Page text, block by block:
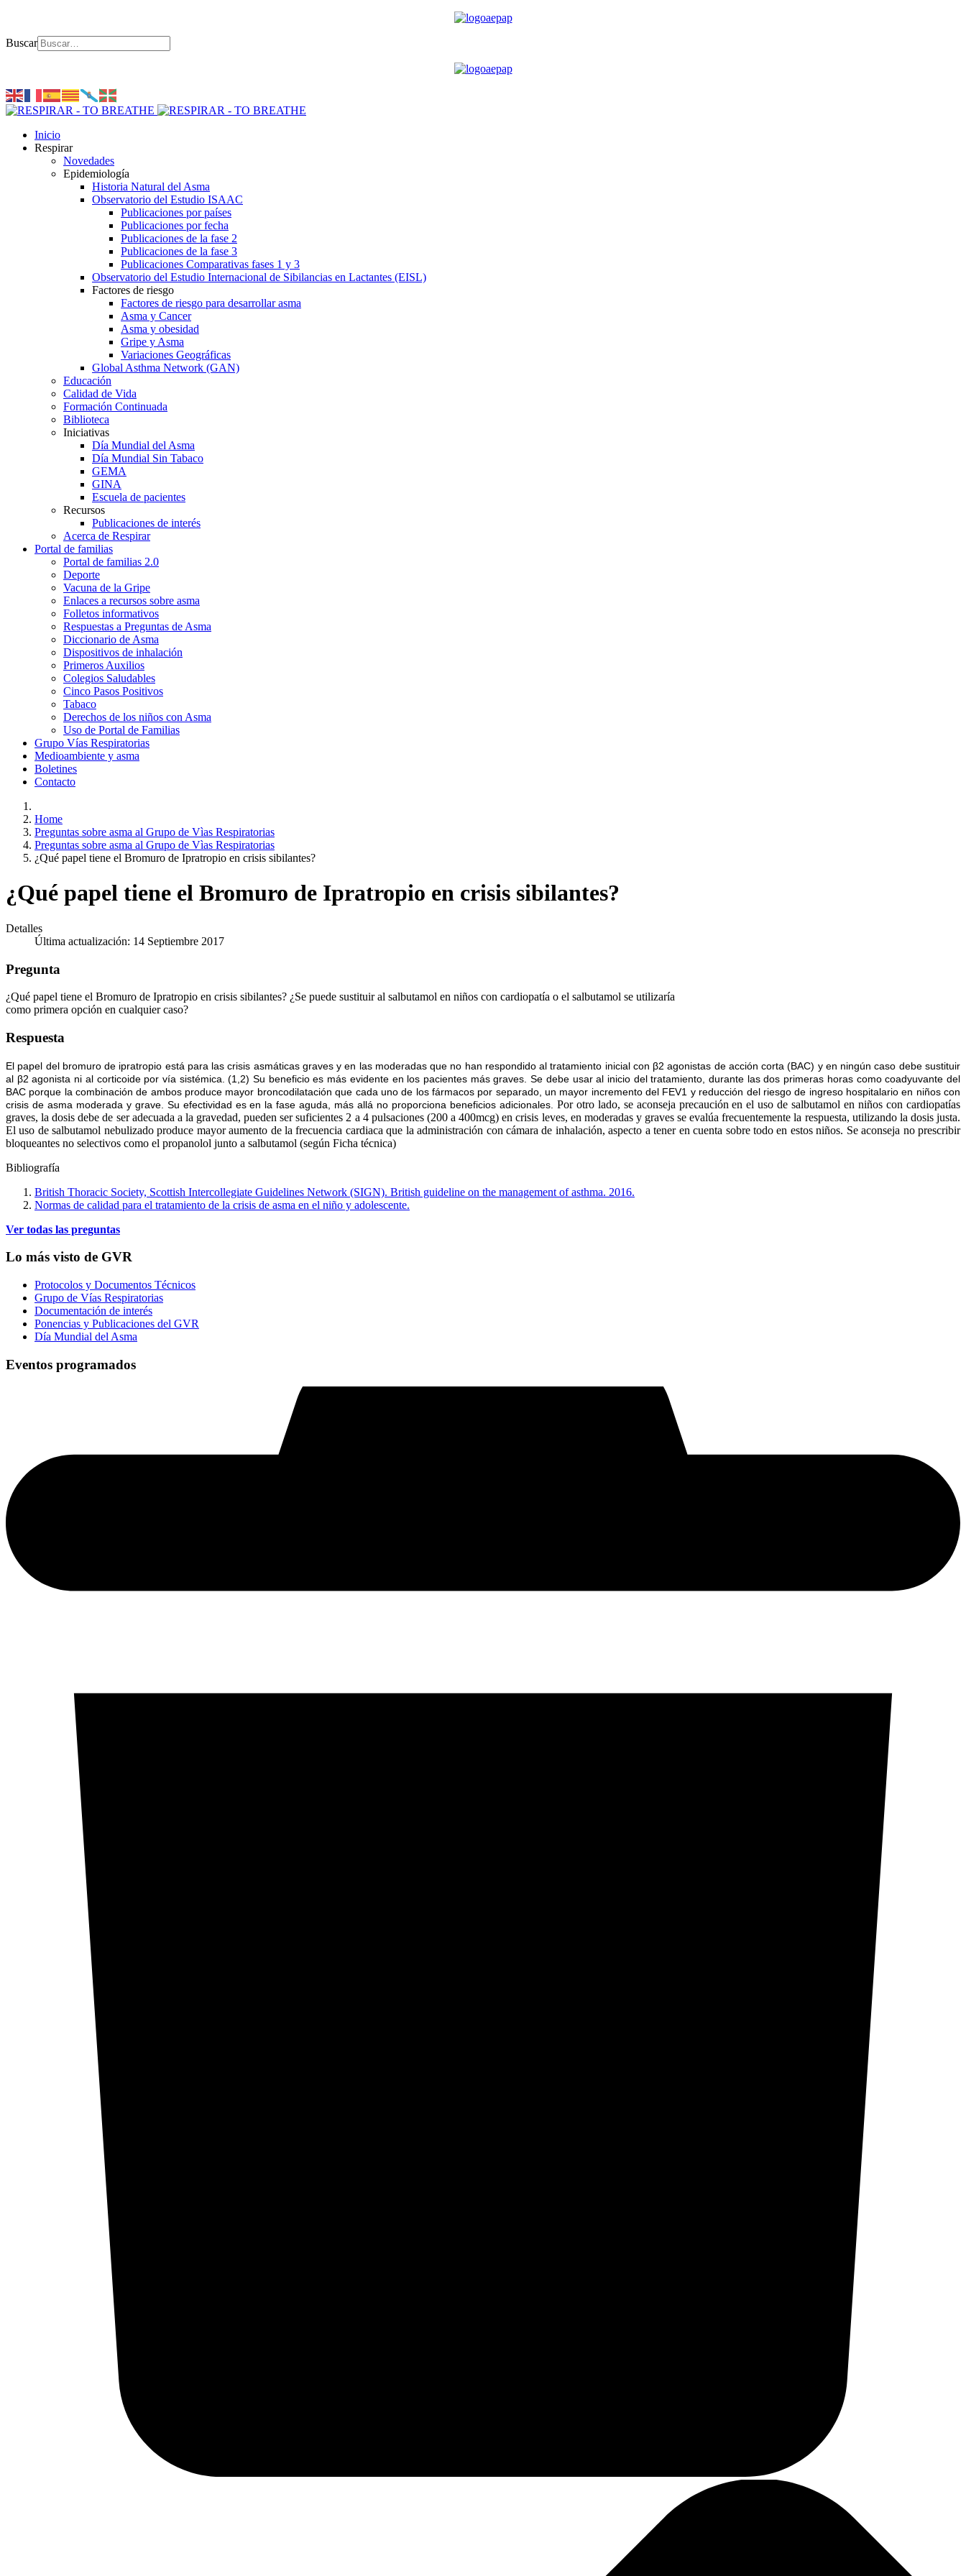
Buscar
Inicio
Respirar
Novedades
Epidemiología
Historia Natural del Asma
Observatorio del Estudio ISAAC
Publicaciones por países
Publicaciones por fecha
Publicaciones de la fase 2
Publicaciones de la fase 3
Publicaciones Comparativas fases 1 y 3
Observatorio del Estudio Internacional de Sibilancias en Lactantes (EISL)
Factores de riesgo
Factores de riesgo para desarrollar asma
Asma y Cancer
Asma y obesidad
Gripe y Asma
Variaciones Geográficas
Global Asthma Network (GAN)
Educación
Calidad de Vida
Formación Continuada
Biblioteca
Iniciativas
Día Mundial del Asma
Día Mundial Sin Tabaco
GEMA
GINA
Escuela de pacientes
Recursos
Publicaciones de interés
Acerca de Respirar
Portal de familias
Portal de familias 2.0
Deporte
Vacuna de la Gripe
Enlaces a recursos sobre asma
Folletos informativos
Respuestas a Preguntas de Asma
Diccionario de Asma
Dispositivos de inhalación
Primeros Auxilios
Colegios Saludables
Cinco Pasos Positivos
Tabaco
Derechos de los niños con Asma
Uso de Portal de Familias
Grupo Vías Respiratorias
Medioambiente y asma
Boletines
Contacto
Home
Preguntas sobre asma al Grupo de Vìas Respiratorias
Preguntas sobre asma al Grupo de Vìas Respiratorias
¿Qué papel tiene el Bromuro de Ipratropio en crisis sibilantes?
¿Qué papel tiene el Bromuro de Ipratropio en crisis sibilantes?
Detalles
Última actualización: 14 Septiembre 2017
Pregunta
¿Qué papel tiene el Bromuro de Ipratropio en crisis sibilantes? ¿Se puede sustituir al salbutamol en niños con cardiopatía o el salbutamol se utilizaría
como primera opción en cualquier caso?
Respuesta
El papel del bromuro de ipratropio está para las crisis asmáticas graves y en las moderadas que no han respondido al tratamiento inicial con β2 agonistas de acción corta (BAC) y en ningún caso debe sustituir
al β2 agonista ni al corticoide por vía sistémica. (1,2) Su beneficio es más evidente en los pacientes más graves. Se debe usar al inicio del tratamiento, durante las dos primeras horas como coadyuvante del
BAC porque la combinación de ambos produce mayor broncodilatación que cada uno de los fármacos por separado, un mayor incremento del FEV1 y reducción del riesgo de ingreso hospitalario en niños con
crisis de asma moderada y grave. Su efectividad es en la fase aguda, más allá no proporciona beneficios adicionales. Por otro lado, se aconseja precaución en el uso de salbutamol en niños con cardiopatías
graves, la dosis debe de ser adecuada a la gravedad, pueden ser suficientes 2 a 4 pulsaciones (200 a 400mcg) en crisis leves, en moderadas y graves se evalúa frecuentemente la respuesta, utilizando la dosis justa.
El uso de salbutamol nebulizado produce mayor aumento de la frecuencia cardiaca que la administración con cámara de inhalación, aspecto a tener en cuenta sobre todo en estos niños. Se aconseja no prescribir
bloqueantes no selectivos como el propanolol junto a salbutamol (según Ficha técnica)
Bibliografía
British Thoracic Society, Scottish Intercollegiate Guidelines Network (SIGN). British guideline on the management of asthma. 2016.
Normas de calidad para el tratamiento de la crisis de asma en el niño y adolescente.
Ver todas las preguntas
Lo más visto de GVR
Protocolos y Documentos Técnicos
Grupo de Vías Respiratorias
Documentación de interés
Ponencias y Publicaciones del GVR
Día Mundial del Asma
Eventos programados